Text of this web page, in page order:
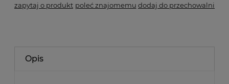
zapytaj o produkt poleć znajomemu dodaj do przechowalni
Opis